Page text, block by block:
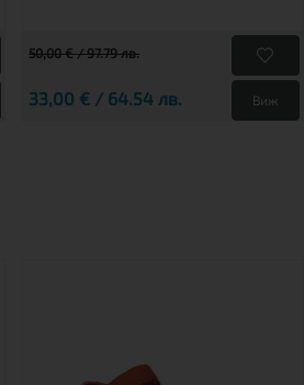
50,00 € / 97.79 лв.
33,00 € / 64.54 лв. Виж